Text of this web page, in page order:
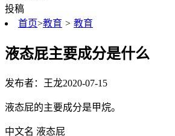
投稿
首页>教育 > 教育
液态屁主要成分是什么
发布者：王龙2020-07-15
液态屁的主要成分是甲烷。
中文名 液态屁